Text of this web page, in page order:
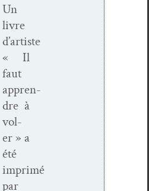
Un
livre
d’artiste
« Il
faut
appren­
dre à
vol­
er » a
été
imprimé
par